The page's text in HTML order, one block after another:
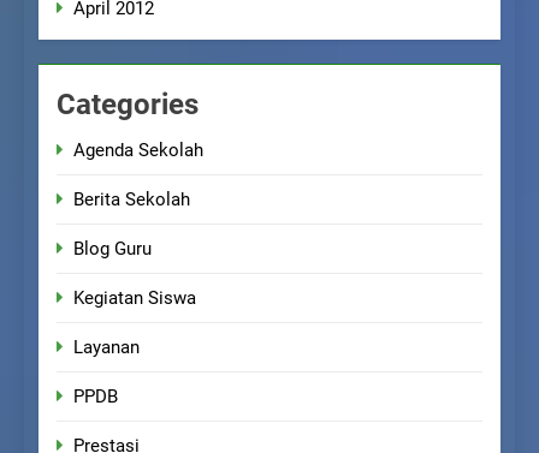
April 2012
Categories
Agenda Sekolah
Berita Sekolah
Blog Guru
Kegiatan Siswa
Layanan
PPDB
Prestasi